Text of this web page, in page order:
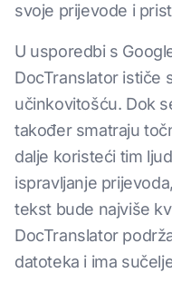
svoje prijevode i
U usporedbi s
DocTranslator ističe
učinkovitošću. Dok
također smatraju
dalje koristeći tim
ispravljanje
tekst bude najviše
DocTranslator
datoteka i ima